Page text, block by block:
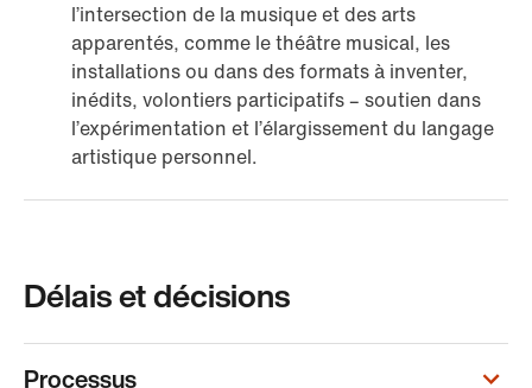
l’intersection de la musique et des arts
apparentés, comme le théâtre musical, les
installations ou dans des formats à inventer,
inédits, volontiers participatifs – soutien dans
l’expérimentation et l’élargissement du langage
artistique personnel.
Délais et décisions
Processus